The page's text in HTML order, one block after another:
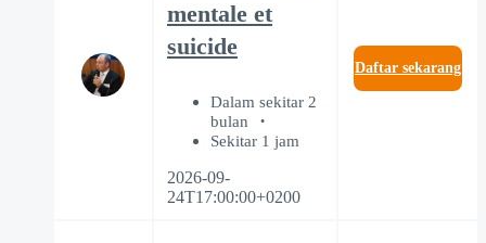
mentale et
suicide
Dalam sekitar 2
bulan
Sekitar 1 jam
2026-09-
24T17:00:00+0200
Daftar sekarang